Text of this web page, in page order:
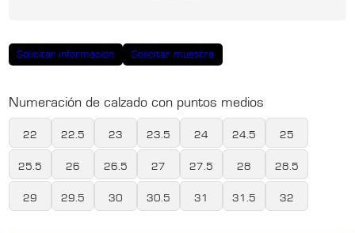
Solicitar información Solicitar muestra
Numeración de calzado con puntos medios
22 22.5 23 23.5 24 24.5 25
25.5 26 26.5 27 27.5 28 28.5
29 29.5 30 30.5 31 31.5 32